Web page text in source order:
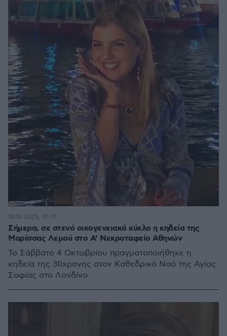
Σήμερα, σε στενό οικογενειακό κύκλο η κηδεία της
Μαρίσσας Λεμού στο Α’ Νεκροταφείο Αθηνών
Το Σάββατο 4 Οκτωβρίου πραγματοποιήθηκε η
κηδεία της 30χρονης στον Καθεδρικό Ναό της Αγίας
Σοφίας στο Λoνδίνο
10.10.2025, 10:17